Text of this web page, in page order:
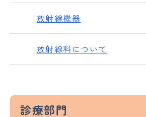
放射線機器
放射線科について
診療部門